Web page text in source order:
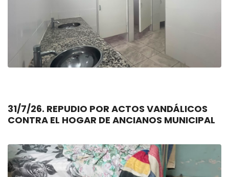
31/7/26. REPUDIO POR ACTOS VANDÁLICOS
CONTRA EL HOGAR DE ANCIANOS MUNICIPAL